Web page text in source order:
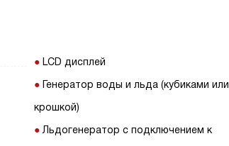
LCD дисплей
Генератор воды и льда (кубиками или
крошкой)
Льдогенератор с подключением к